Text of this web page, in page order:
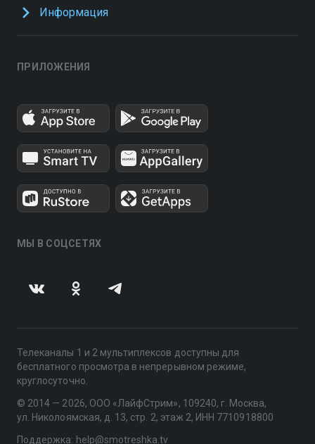
Информация
ПРИЛОЖЕНИЯ
МЫ В СОЦСЕТЯХ
Телеканалы 1 и 2 мультиплексов доступны для
бесплатного просмотра в непрерывном режиме,
круглосуточно.
© 2014 — 2026, ООО «ЛайфСтрим», 109240, г. Москва,
ул. Николоямская, д. 13, стр. 2, этаж 2, ИНН 7710918800
Поддержка: help@smotreshka.tv